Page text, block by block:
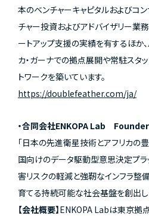
本のベンチャーキャピタルおよびコ
チャー投資およびアドバイザリー業
ートアップ支援の実績を有するほか、
カ・ガーナでの拠点展開や常駐スタ
トワークを築いています。
https://doublefeather.com/ja/
・合同会社ENKOPA Lab
「日本の先進衛星技術とアフリカの
国向けのデータ駆動型意思決定プラ
害リスクの軽減と強靭なインフラ整
育てる持続可能な社会基盤を創出し
【会社概要】ENKOPA Labは東京拠